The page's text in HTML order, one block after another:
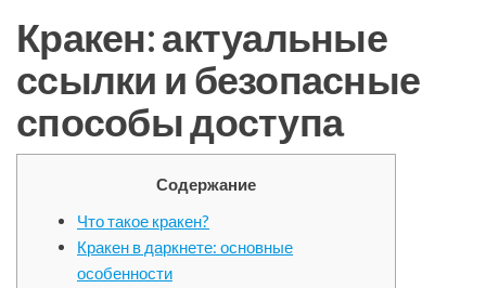
Кракен: актуальные
ссылки и безопасные
способы доступа
Содержание
Что такое кракен?
Кракен в даркнете: основные
особенности